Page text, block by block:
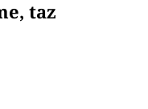
taz